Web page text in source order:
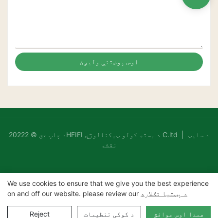
اوس پوښتنې ولیږئ
د چاپ حق © 20222HFIFI د بسته کولو ټیکنالوژي C.ltd |
نقشه
We use cookies to ensure that we give you the best experience
on and off our website. please review our د پټتیا تګلاره
Reject د کوکی تنظیمات همدا اوس موافق